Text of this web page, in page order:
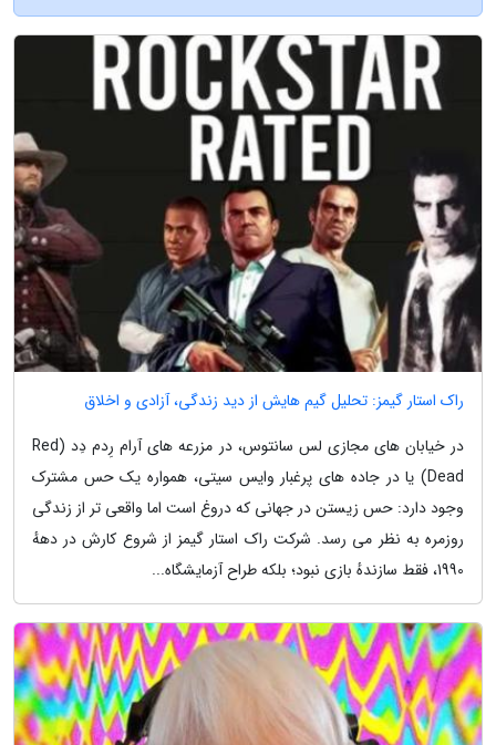
راک استار گیمز: تحلیل گیم هایش از دید زندگی، آزادی و اخلاق
در خیابان های مجازی لس سانتوس، در مزرعه های آرام رِدم دِد (Red
Dead) یا در جاده های پرغبار وایس سیتی، همواره یک حس مشترک
وجود دارد: حس زیستن در جهانی که دروغ است اما واقعی تر از زندگی
روزمره به نظر می رسد. شرکت راک استار گیمز از شروع کارش در دههٔ
1990، فقط سازندهٔ بازی نبود؛ بلکه طراح آزمایشگاه...